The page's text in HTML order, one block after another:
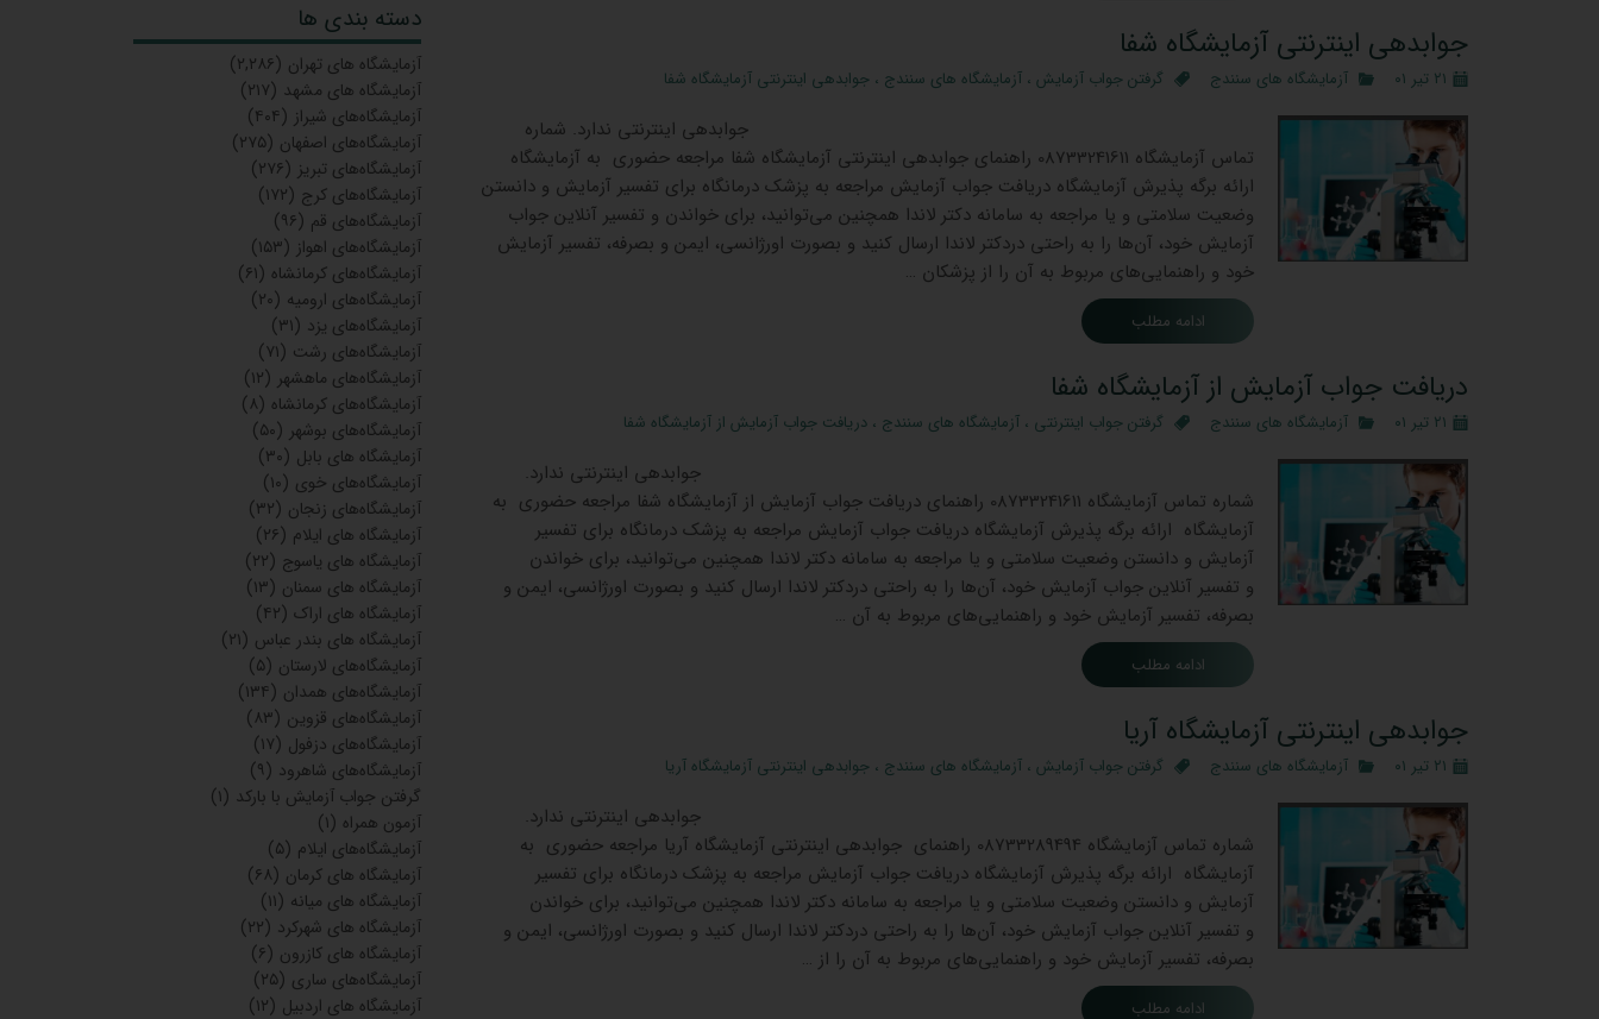
جوابدهی اینترنتی آزمایشگاه شفا
۲۱ تیر ۰۱ آزمایشگاه های سنندج گرفتن جواب آزمایش ، آزمایشگاه های سنندج ، جوابدهی اینترنتی آزمایشگاه شفا
جوابدهی اینترنتی ندارد. شماره
تماس آزمایشگاه 08733241611 راهنمای جوابدهی اینترنتی آزمایشگاه شفا مراجعه حضوری به آزمایشگاه
ارائه برگه پذیرش آزمایشگاه دریافت جواب آزمایش مراجعه به پزشک درمانگاه برای تفسیر آزمایش و دانستن
وضعیت سلامتی و یا مراجعه به سامانه دکتر لاندا همچنین می‌توانید، برای خواندن و تفسیر آنلاین جواب
آزمایش خود، آن‌ها را به راحتی دردکتر لاندا ارسال کنید و بصورت اورژانسی، ایمن و بصرفه، تفسیر آزمایش
خود و راهنمایی‌های مربوط به آن را از پزشکان …
ادامه مطلب
دریافت جواب آزمایش از آزمایشگاه شفا
۲۱ تیر ۰۱ آزمایشگاه های سنندج گرفتن جواب اینترنتی ، آزمایشگاه های سنندج ، دریافت جواب آزمایش از آزمایشگاه شفا
جوابدهی اینترنتی ندارد.
شماره تماس آزمایشگاه 08733241611 راهنمای دریافت جواب آزمایش از آزمایشگاه شفا مراجعه حضوری به
آزمایشگاه ارائه برگه پذیرش آزمایشگاه دریافت جواب آزمایش مراجعه به پزشک درمانگاه برای تفسیر
آزمایش و دانستن وضعیت سلامتی و یا مراجعه به سامانه دکتر لاندا همچنین می‌توانید، برای خواندن
و تفسیر آنلاین جواب آزمایش خود، آن‌ها را به راحتی دردکتر لاندا ارسال کنید و بصورت اورژانسی، ایمن و
بصرفه، تفسیر آزمایش خود و راهنمایی‌های مربوط به آن …
ادامه مطلب
جوابدهی اینترنتی آزمایشگاه آریا
۲۱ تیر ۰۱ آزمایشگاه های سنندج گرفتن جواب آزمایش ، آزمایشگاه های سنندج ، جوابدهی اینترنتی آزمایشگاه آریا
جوابدهی اینترنتی ندارد.
شماره تماس آزمایشگاه 08733289494 راهنمای جوابدهی اینترنتی آزمایشگاه آریا مراجعه حضوری به
آزمایشگاه ارائه برگه پذیرش آزمایشگاه دریافت جواب آزمایش مراجعه به پزشک درمانگاه برای تفسیر
آزمایش و دانستن وضعیت سلامتی و یا مراجعه به سامانه دکتر لاندا همچنین می‌توانید، برای خواندن
و تفسیر آنلاین جواب آزمایش خود، آن‌ها را به راحتی دردکتر لاندا ارسال کنید و بصورت اورژانسی، ایمن و
بصرفه، تفسیر آزمایش خود و راهنمایی‌های مربوط به آن را از …
ادامه مطلب
دسته بندی ها
آزمایشگاه‌ های تهران (۲,۲۸۶)
آزمایشگاه های مشهد (۲۱۷)
آزمایشگاه‌های شیراز (۴۰۴)
آزمایشگاه‌های اصفهان (۲۷۵)
آزمایشگاه‌های تبریز (۲۷۶)
آزمایشگاه‌های کرج (۱۷۲)
آزمایشگاه‌های قم (۹۶)
آزمایشگاه‌های اهواز (۱۵۳)
آزمایشگاه‌های کرمانشاه (۶۱)
آزمایشگاه‌های ارومیه (۲۰)
آزمایشگاه‌های یزد (۳۱)
آزمایشگاه‌های رشت (۷۱)
آزمایشگاه‌های ماهشهر (۱۲)
آزمایشگاه‌های کرمانشاه (۸)
آزمایشگاه‌های بوشهر (۵۰)
آزمایشگاه های بابل (۳۰)
آزمایشگاه‌های خوی (۱۰)
آزمایشگاه‌های زنجان (۳۲)
آزمایشگاه های ایلام (۲۶)
آزمایشگاه های یاسوج (۲۲)
آزمایشگاه های سمنان (۱۳)
آزمایشگاه های اراک (۴۲)
آزمایشگاه های بندر عباس (۲۱)
آزمایشگاه‌های لارستان (۵)
آزمایشگاه‌های همدان (۱۳۴)
آزمایشگاه‌های قزوین (۸۳)
آزمایشگاه‌های دزفول (۱۷)
آزمایشگاه‌های شاهرود (۹)
گرفتن جواب آزمایش با بارکد (۱)
آزمون همراه (۱)
آزمایشگاه‌های ایلام (۵)
آزمایشگاه های کرمان (۶۸)
آزمایشگاه های میانه (۱۱)
آزمایشگاه های شهرکرد (۲۲)
آزمایشگاه های کازرون (۶)
آزمایشگاه‌های ساری (۲۵)
آزمایشگاه های اردبیل (۱۲)